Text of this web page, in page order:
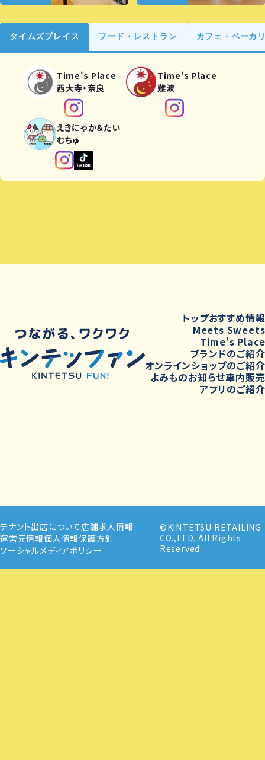
タイムズプレイス フード・レストラン カフェ・ベーカ
Time's Place
西大寺・奈良
Time's Place
難波
えきにゃか＆たい
むちゅ
トップおすすめ情報
Meets Sweets
Time's Place
ブランドのご紹介
オンラインショップのご紹介
よみものお知らせ車内販売
アプリのご紹介
テナント出店について店舗求人情報
運営元情報個人情報保護方針
ソーシャルメディアポリシー
©KINTETSU RETAILING
CO.,LTD. All Rights
Reserved.